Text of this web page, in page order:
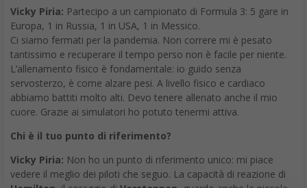
Vicky Piria: Partecipo a un campionato di Formula 3: 5 gare in
Europa, 1 in Russia, 1 in USA, 1 in Messico.
Ci siamo fermati per la pandemia. Non correre mi è pesato
tantissimo e recuperare il tempo perso non è facile per niente.
L’allenamento fisico è fondamentale: io guido senza
servosterzo, è come alzare pesi. A livello fisico e cardiaco
abbiamo battiti molto alti. Devo tenere allenato anche il mio
cuore. Grazie ai simulatori ho potuto tenermi attiva.
Chi è il tuo punto di riferimento?
Vicky Piria: Non ho un punto di riferimento unico: mi piace
vedere il meglio dei piloti che seguo. La capacità di reazione di